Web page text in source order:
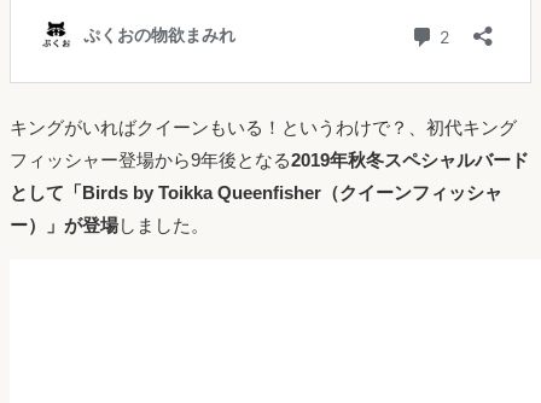
キングがいればクイーンもいる！というわけで？、初代キング
フィッシャー登場から9年後となる2019年秋冬スペシャルバード
として「Birds by Toikka Queenfisher（クイーンフィッシャ
ー）」が登場しました。